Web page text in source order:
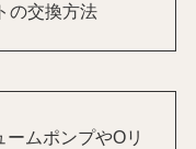
の交換方法
ームポンプやOリ